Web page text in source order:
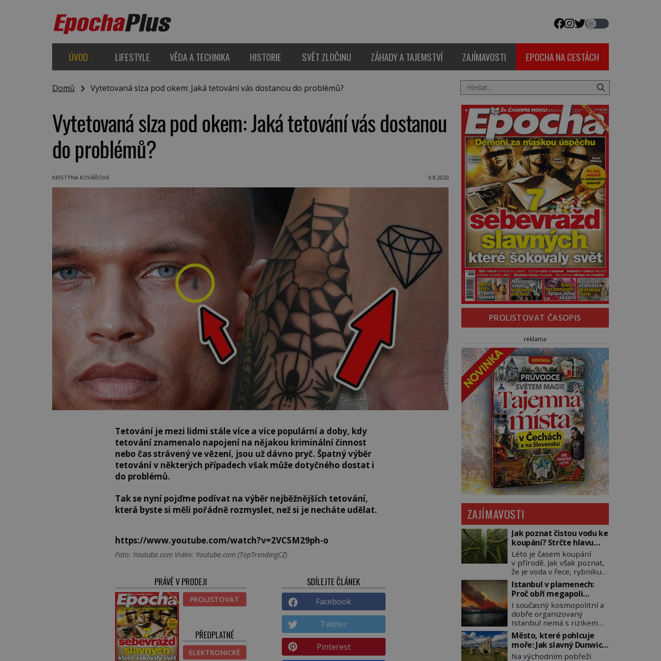
ÚVOD LIFESTYLE VĚDA A TECHNIKA HISTORIE SVĚT ZLOČINU ZÁHADY A TAJEMSTVÍ ZAJÍMAVOSTI EPOCHA NA CESTÁCH
Domů Vytetovaná slza pod okem: Jaká tetování vás dostanou do problémů?
Vytetovaná slza pod okem: Jaká tetování vás dostanou
do problémů?
KRISTÝNA KOVÁŘOVÁ 9.8.2020
Tetování je mezi lidmi stále více a více populární a doby, kdy
tetování znamenalo napojení na nějakou kriminální činnost
nebo čas strávený ve vězení, jsou už dávno pryč. Špatný výběr
tetování v některých případech však může dotyčného dostat i
do problémů.
Tak se nyní pojďme podívat na výběr nejběžnějších tetování,
která byste si měli pořádně rozmyslet, než si je necháte udělat.
https://www.youtube.com/watch?v=2VCSM29ph-o
Foto: Youtube.com Video: Youtube.com (TopTrendingCZ)
PRÁVĚ V PRODEJI
PROLISTOVAT
PŘEDPLATNÉ
ELEKTRONICKÉ
SDÍLEJTE ČLÁNEK
Facebook
Twitter
Pinterest
PROLISTOVAT ČASOPIS
reklama
ZAJÍMAVOSTI
Jak poznat čistou vodu ke
koupání? Strčte hlavu
pod hladinu!
Léto je časem koupání
v přírodě. Jak však poznat,
že je voda v řece, rybníku,
jezeře čistá? Jistě, máte
možnost využít informace
hygieniků či podrobit
křížovému výslechu
provozovatele přírodního
koupaliště. Existuje ale
ještě jiná alternativa. Jaká?
Podívat se pod hladinu a
zjistit, kdo si onu
Istanbul v plamenech:
Proč obří megapoli
ohrožují měsíce
smaženého lilku?
I současný kosmopolitní a
dobře organizovaný
Istanbul nemá s rizikem
požárů nikdy vyhráno. Jen
těžko si tak člověk dokáže
představit, jaká požární
rizika skrýval Istanbul časů
Město, které pohlcuje
moře: Jak slavný Dunwich
mizí pod hladinou
Na východním pobřeží